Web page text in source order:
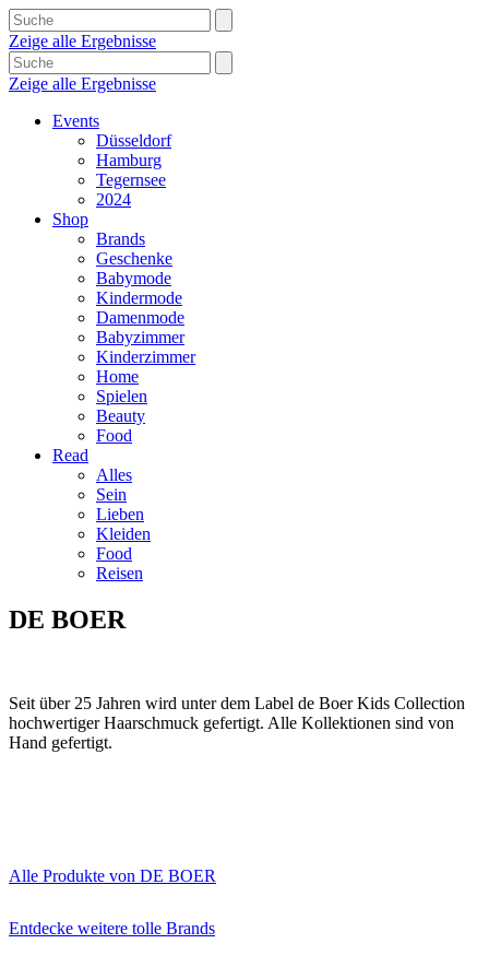
Zeige alle Ergebnisse
Zeige alle Ergebnisse
Events
Düsseldorf
Hamburg
Tegernsee
2024
Shop
Brands
Geschenke
Babymode
Kindermode
Damenmode
Babyzimmer
Kinderzimmer
Home
Spielen
Beauty
Food
Read
Alles
Sein
Lieben
Kleiden
Food
Reisen
DE BOER
Seit über 25 Jahren wird unter dem Label de Boer Kids Collection
hochwertiger Haarschmuck gefertigt. Alle Kollektionen sind von
Hand gefertigt.
Alle Produkte von DE BOER
Entdecke weitere tolle Brands